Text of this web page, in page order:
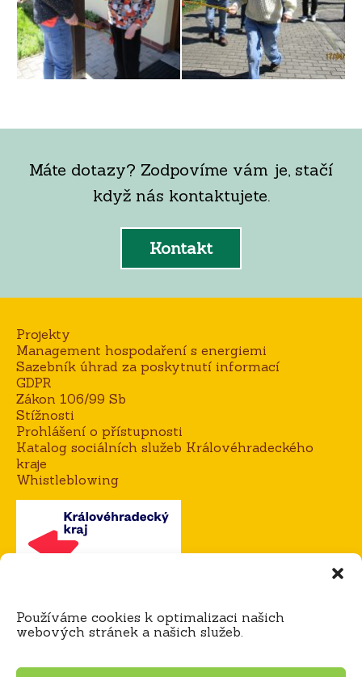
Používáme cookies k optimalizaci našich
webových stránek a našich služeb.
Máte dotazy? Zodpovíme vám je, stačí
když nás kontaktujete.
Kontakt
Projekty
Management hospodaření s energiemi
Sazebník úhrad za poskytnutí informací
GDPR
Zákon 106/99 Sb
Stížnosti
Prohlášení o přístupnosti
Katalog sociálních služeb Královéhradeckého
kraje
Whistleblowing
Mgr. Alena Goisová, ředitelka domova
tel.:604 273 183 / 725 921 365